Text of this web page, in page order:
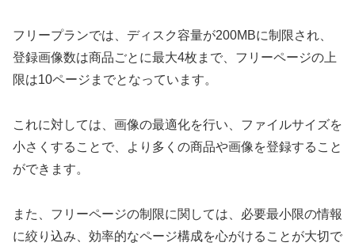
フリープランでは、ディスク容量が200MBに制限され、
登録画像数は商品ごとに最大4枚まで、フリーページの上
限は10ページまでとなっています。
これに対しては、画像の最適化を行い、ファイルサイズを
小さくすることで、より多くの商品や画像を登録すること
ができます。
また、フリーページの制限に関しては、必要最小限の情報
に絞り込み、効率的なページ構成を心がけることが大切で